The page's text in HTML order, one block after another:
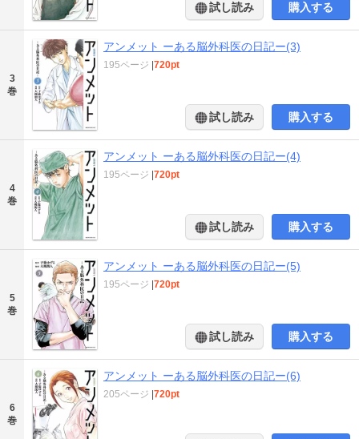
試し読み 購入する
3
巻
アンメット ーある脳外科医の日記ー(3)
195ページ |720pt
試し読み 購入する
4
巻
アンメット ーある脳外科医の日記ー(4)
195ページ |720pt
試し読み 購入する
5
巻
アンメット ーある脳外科医の日記ー(5)
195ページ |720pt
試し読み 購入する
6
巻
アンメット ーある脳外科医の日記ー(6)
205ページ |720pt